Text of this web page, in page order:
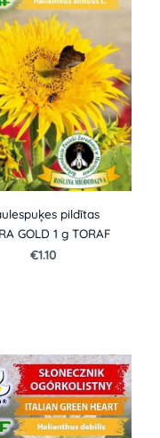
pildītas
GOLD 1 g TORAF
€1.10